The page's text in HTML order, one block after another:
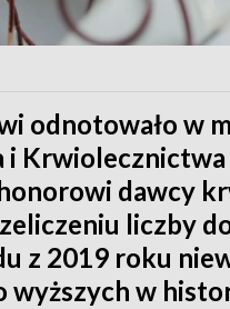
odnotowało w
Krwiolecznictwa
dawcy
liczby
z 2019 roku
wyższych w